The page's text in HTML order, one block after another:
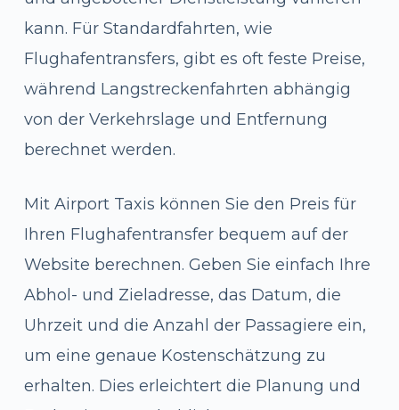
kann. Für Standardfahrten, wie
Flughafentransfers, gibt es oft feste Preise,
während Langstreckenfahrten abhängig
von der Verkehrslage und Entfernung
berechnet werden.
Mit Airport Taxis können Sie den Preis für
Ihren Flughafentransfer bequem auf der
Website berechnen. Geben Sie einfach Ihre
Abhol- und Zieladresse, das Datum, die
Uhrzeit und die Anzahl der Passagiere ein,
um eine genaue Kostenschätzung zu
erhalten. Dies erleichtert die Planung und